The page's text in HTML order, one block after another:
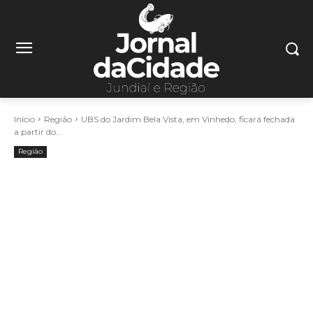
Início Região
UBS do Jardim Bela Vista, em Vinhedo, ficará fechada
a partir do...
Região